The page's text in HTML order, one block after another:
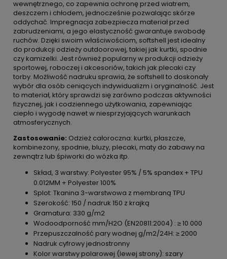
wewnętrznego, co zapewnia ochronę przed wiatrem,
deszczem i chłodem, jednocześnie pozwalając skórze
oddychać. Impregnacja zabezpiecza materiał przed
zabrudzeniami, a jego elastyczność gwarantuje swobodę
ruchów. Dzięki swoim właściwościom, softshell jest idealny
do produkcji odzieży outdoorowej, takiej jak kurtki, spodnie
czy kamizelki. Jest również popularny w produkcji odzieży
sportowej, roboczej i akcesoriów, takich jak plecaki czy
torby. Możliwość nadruku sprawia, że softshell to doskonały
wybór dla osób ceniących indywidualizm i oryginalność. Jest
to materiał, który sprawdzi się zarówno podczas aktywności
fizycznej, jak i codziennego użytkowania, zapewniając
ciepło i wygodę nawet w niesprzyjających warunkach
atmosferycznych.
Zastosowanie: Odzież całoroczna: kurtki, płaszcze,
kombinezony, spodnie, bluzy, plecaki, maty do zabawy na
zewnątrz lub śpiworki do wózka itp.
Skład, 3 warstwy: Polyester 95% / 5% spandex + TPU
0.012MM + Polyester 100%
Splot: Tkanina 3-warstwowa z membraną TPU
Szerokość: 150 / nadruk 150 z krajką
Gramatura: 330 g/m2
Wodoodporność mm/H2O (EN20811:2004) : ≥ 10 000
Przepuszczalność pary wodnej g/m2/24H: ≥ 2000
Nadruk cyfrowy jednostronny
Kolor warstwy polarowej (lewej strony): szary